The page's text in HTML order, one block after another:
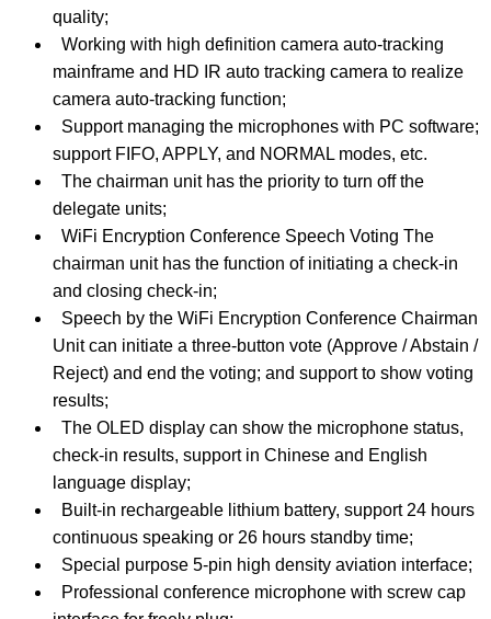
quality;
Working with high definition camera auto-tracking
mainframe and HD IR auto tracking camera to realize
camera auto-tracking function;
Support managing the microphones with PC software;
support FIFO, APPLY, and NORMAL modes, etc.
The chairman unit has the priority to turn off the
delegate units;
WiFi Encryption Conference Speech Voting The
chairman unit has the function of initiating a check-in
and closing check-in;
Speech by the WiFi Encryption Conference Chairman
Unit can initiate a three-button vote (Approve / Abstain /
Reject) and end the voting; and support to show voting
results;
The OLED display can show the microphone status,
check-in results, support in Chinese and English
language display;
Built-in rechargeable lithium battery, support 24 hours
continuous speaking or 26 hours standby time;
Special purpose 5-pin high density aviation interface;
Professional conference microphone with screw cap